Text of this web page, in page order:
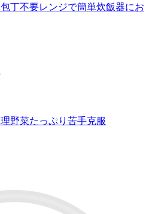
包丁不要レンジで簡単炊飯器にお
野菜たっぷり 苦手克服